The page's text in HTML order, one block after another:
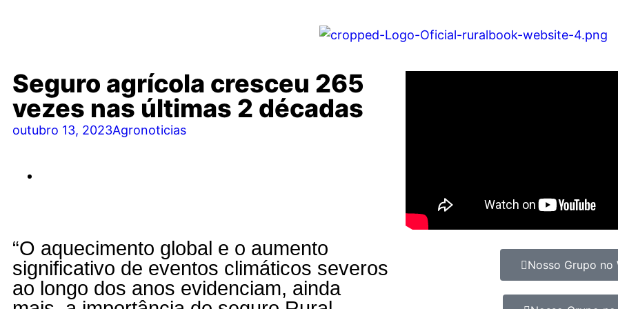
Seguro agrícola cresceu 265
vezes nas últimas 2 décadas
outubro 13, 2023Agronoticias
“O aquecimento global e o aumento
significativo de eventos climáticos severos
ao longo dos anos evidenciam, ainda
Nosso Grupo no